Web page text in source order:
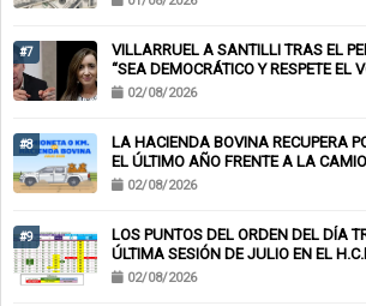
#7
VILLARRUEL A SANTILLI TRAS EL
“SEA DEMOCRÁTICO Y RESPETE EL
02/08/2026
#8
LA HACIENDA BOVINA RECUPERA
EL ÚLTIMO AÑO FRENTE A LA
02/08/2026
#9
LOS PUNTOS DEL ORDEN DEL DÍA
ÚLTIMA SESIÓN DE JULIO EN EL
02/08/2026